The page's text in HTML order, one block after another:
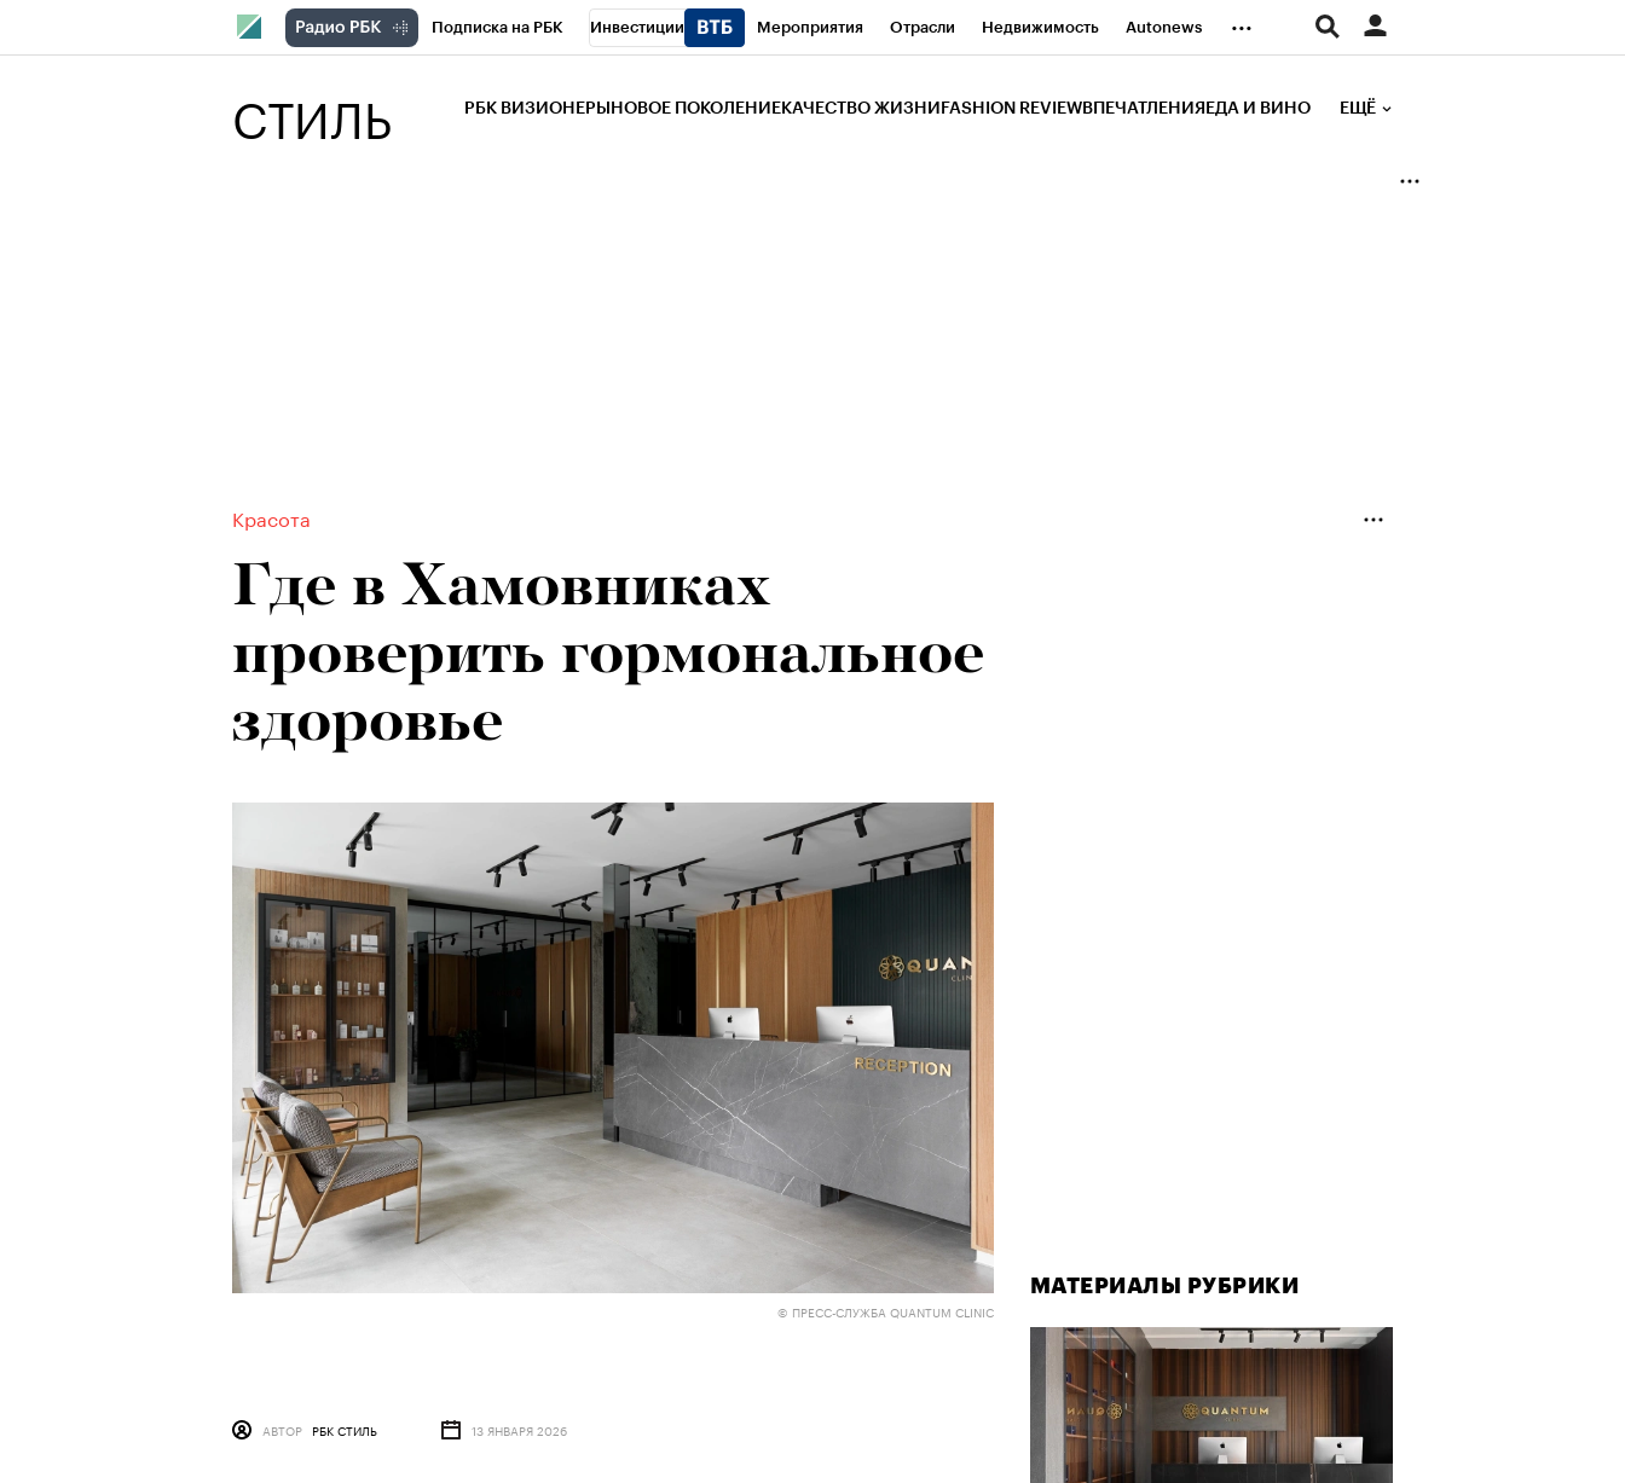
Подписка на РБК Инвестиции Мероприятия Отрасли Недвижимость Autonews ...
СТИЛЬ РБК ВИЗИОНЕРЫ НОВОЕ ПОКОЛЕНИЕ КАЧЕСТВО ЖИЗНИ FASHION REVIEW ВПЕЧАТЛЕНИЯ ЕДА И ВИНО ЕЩЁ
МАТЕРИАЛЫ РУБРИКИ
Красота
Где в Хамовниках
проверить гормональное
здоровье
© ПРЕСС-СЛУЖБА QUANTUM CLINIC
АВТОР РБК СТИЛЬ 13 ЯНВАРЯ 2026